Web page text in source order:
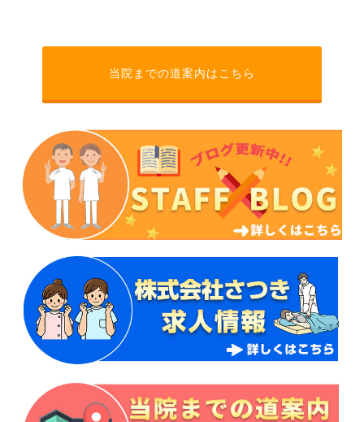
当院までの道案内はこちら